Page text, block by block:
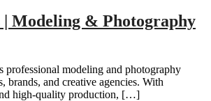
Modeling & Photography
professional modeling and photography
brands, and creative agencies. With
high-quality production, […]